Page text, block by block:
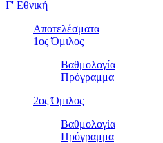
Γ' Εθνική
Αποτελέσματα
1ος Όμιλος
Βαθμολογία
Πρόγραμμα
2ος Όμιλος
Βαθμολογία
Πρόγραμμα